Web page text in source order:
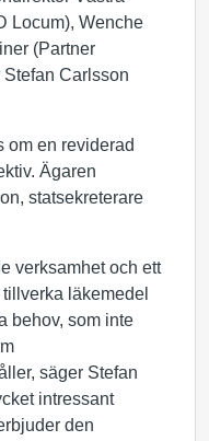
Locum), Wenche
(Partner
Carlsson
om en reviderad
Ägaren
statsekreterare
verksamhet och ett
läkemedel
behov, som inte
säger Stefan
intressant
den